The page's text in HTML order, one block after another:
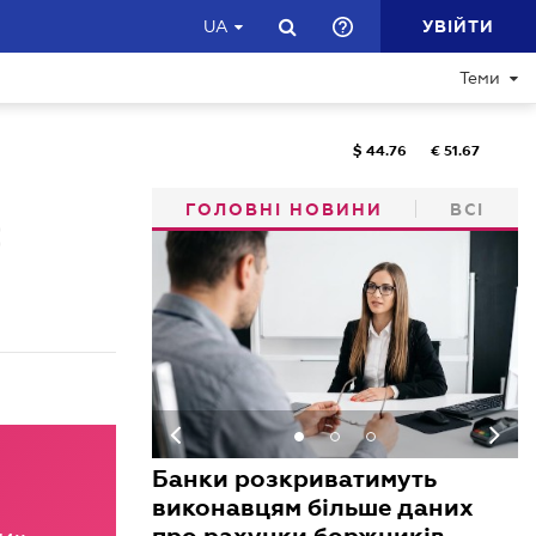
UA УВІЙТИ
Теми
$ 44.76 € 51.67
ГОЛОВНІ НОВИНИ ВСІ
Банки розкриватимуть
виконавцям більше даних